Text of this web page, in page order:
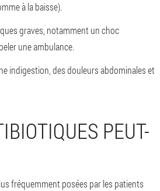
à la baisse).
graves, notamment un choc
une ambulance.
indigestion, des douleurs abdominales et
PEUT-
fréquemment posées par les patients